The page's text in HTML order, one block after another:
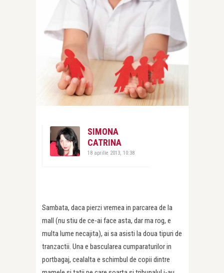
SIMONA
CATRINA
18 aprilie 2013, 10:38
Sambata, daca pierzi vremea in parcarea de la
mall (nu stiu de ce-ai face asta, dar ma rog, e
multa lume necajita), ai sa asisti la doua tipuri de
tranzactii. Una e bascularea cumparaturilor in
portbagaj, cealalta e schimbul de copii dintre